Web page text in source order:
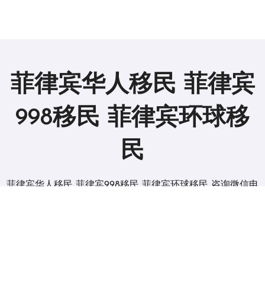
菲律宾华人移民 菲律宾
998移民 菲律宾环球移
民
菲律宾华人移民 菲律宾998移民 菲律宾环球移民 咨询微信电